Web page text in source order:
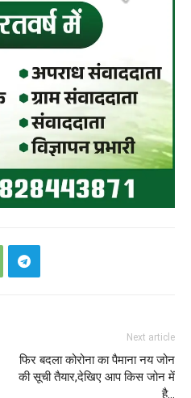
Next article
फिर बदला कोरोना का पैमाना नय जोन
की सूची तैयार,देखिए आप किस जोन में
है…